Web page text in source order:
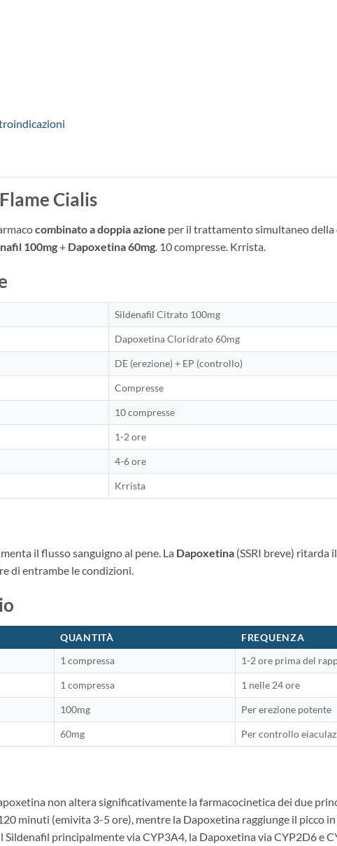
Cialis
combinato a doppia azione per il trattamento simultaneo della
100mg+ Dapoxetina 60mg. 10 compresse. Krrista.
Sildenafil Citrato 100mg
Dapoxetina Cloridrato 60mg
DE (erezione) + EP (controllo)
Compresse
10 compresse
1-2 ore
4-6 ore
Krrista
il flusso sanguigno al pene. La Dapoxetina (SSRI breve) ritarda
di entrambe le condizioni.
QUANTITÀ
FREQUENZA
1 compressa 1-2 ore prima del
1 compressa 1 nelle 24 ore
100mg Per erezione potente
60mg Per controllo
non altera significativamente la farmacocinetica dei due
minuti (emivita 3-5 ore), mentre la Dapoxetina raggiunge il picco
principalmente via CYP3A4, la Dapoxetina via CYP2D6 e